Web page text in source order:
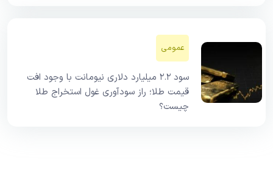
عمومی
سود ۲.۲ میلیارد دلاری نیومانت با وجود افت
قیمت طلا؛ راز سودآوری غول استخراج طلا
چیست؟